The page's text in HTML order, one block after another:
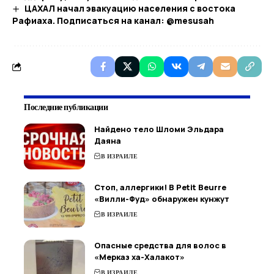
ЦАХАЛ начал эвакуацию населения с востока
Рафиаха. Подписаться на канал: @mesusah
Последние публикации
Найдено тело Шломи Эльдара
Даяна
В ИЗРАИЛЕ
Стоп, аллергики! В Petit Beurre
«Вилли-Фуд» обнаружен кунжут
В ИЗРАИЛЕ
Опасные средства для волос в
«Мерказ ха-Халакот»